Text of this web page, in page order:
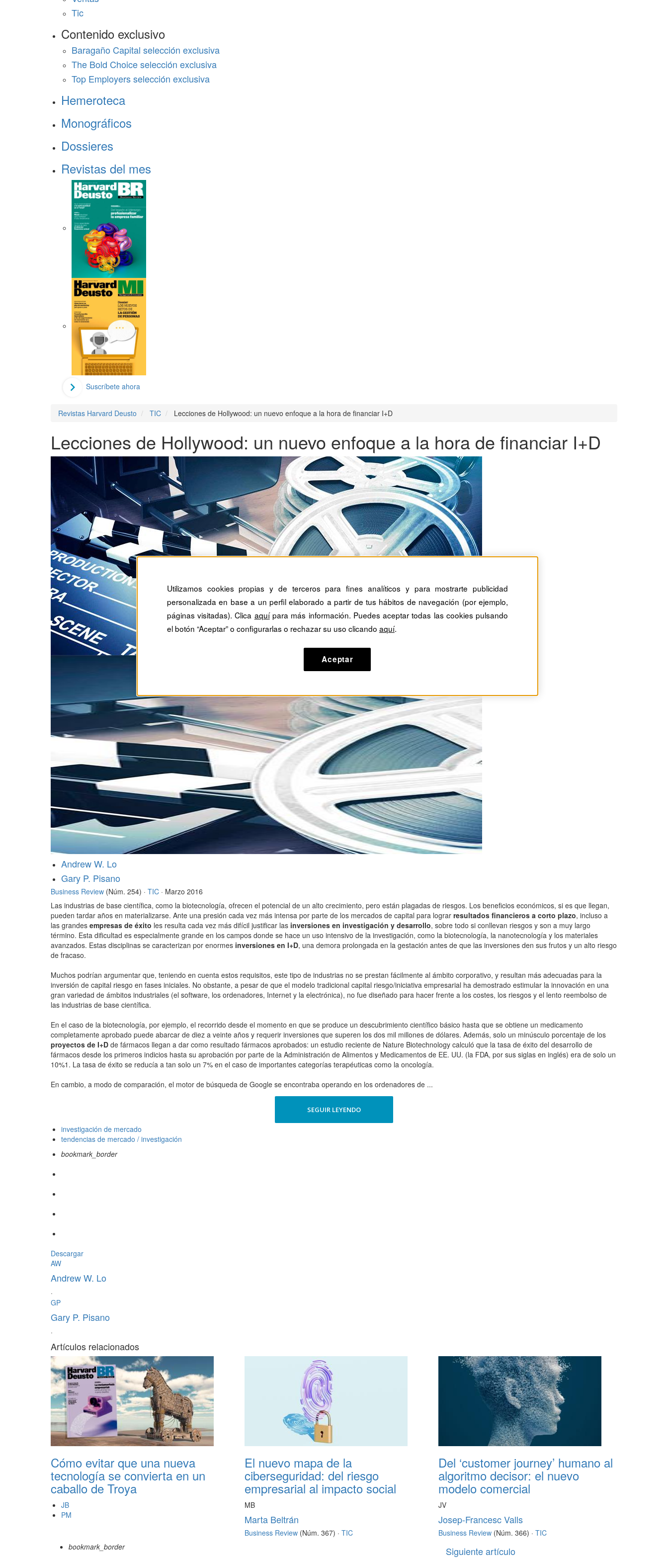
Tic
Contenido exclusivo
Baragaño Capital selección exclusiva
The Bold Choice selección exclusiva
Top Employers selección exclusiva
Hemeroteca
Monográficos
Dossieres
Revistas del mes
Suscríbete ahora
Revistas Harvard Deusto TIC Lecciones de Hollywood: un nuevo enfoque a la hora de financiar I+D
Lecciones de Hollywood: un nuevo enfoque a la hora de financiar I+D
Andrew W. Lo
Gary P. Pisano
Business Review (Núm. 254) · TIC · Marzo 2016
Las industrias de base científica, como la biotecnología, ofrecen el potencial de un alto crecimiento, pero están plagadas de riesgos. Los beneficios económicos, si es que llegan,
pueden tardar años en materializarse. Ante una presión cada vez más intensa por parte de los mercados de capital para lograr resultados financieros a corto plazo, incluso a
las grandes empresas de éxito les resulta cada vez más difícil justificar las inversiones en investigación y desarrollo, sobre todo si conllevan riesgos y son a muy largo
término. Esta dificultad es especialmente grande en los campos donde se hace un uso intensivo de la investigación, como la biotecnología, la nanotecnología y los materiales
avanzados. Estas disciplinas se caracterizan por enormes inversiones en I+D, una demora prolongada en la gestación antes de que las inversiones den sus frutos y un alto riesgo
de fracaso.
Muchos podrían argumentar que, teniendo en cuenta estos requisitos, este tipo de industrias no se prestan fácilmente al ámbito corporativo, y resultan más adecuadas para la
inversión de capital riesgo en fases iniciales. No obstante, a pesar de que el modelo tradicional capital riesgo/iniciativa empresarial ha demostrado estimular la innovación en una
gran variedad de ámbitos industriales (el software, los ordenadores, Internet y la electrónica), no fue diseñado para hacer frente a los costes, los riesgos y el lento reembolso de
las industrias de base científica.
En el caso de la biotecnología, por ejemplo, el recorrido desde el momento en que se produce un descubrimiento científico básico hasta que se obtiene un medicamento
completamente aprobado puede abarcar de diez a veinte años y requerir inversiones que superen los dos mil millones de dólares. Además, solo un minúsculo porcentaje de los
proyectos de I+D de fármacos llegan a dar como resultado fármacos aprobados: un estudio reciente de Nature Biotechnology calculó que la tasa de éxito del desarrollo de
fármacos desde los primeros indicios hasta su aprobación por parte de la Administración de Alimentos y Medicamentos de EE. UU. (la FDA, por sus siglas en inglés) era de solo un
10%1. La tasa de éxito se reducía a tan solo un 7% en el caso de importantes categorías terapéuticas como la oncología.
En cambio, a modo de comparación, el motor de búsqueda de Google se encontraba operando en los ordenadores de ...
SEGUIR LEYENDO
investigación de mercado
tendencias de mercado / investigación
bookmark_border
Descargar
AW
Andrew W. Lo
·
GP
Gary P. Pisano
·
Artículos relacionados
Cómo evitar que una nueva
tecnología se convierta en un
caballo de Troya
JB
PM
El nuevo mapa de la
ciberseguridad: del riesgo
empresarial al impacto social
MB
Marta Beltrán
Business Review (Núm. 367) · TIC
Del ‘customer journey’ humano al
algoritmo decisor: el nuevo
modelo comercial
JV
Josep-Francesc Valls
Business Review (Núm. 366) · TIC
bookmark_border
Siguiente artículo
Utilizamos cookies propias y de terceros para fines analíticos y para mostrarte publicidad
personalizada en base a un perfil elaborado a partir de tus hábitos de navegación (por ejemplo,
páginas visitadas). Clica aquípara más información. Puedes aceptar todas las cookies pulsando
el botón “Aceptar” o configurarlas o rechazar su uso clicando aquí.
Aceptar